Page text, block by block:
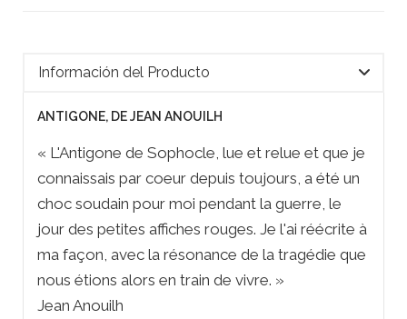
Información del Producto
ANTIGONE, DE JEAN ANOUILH
« L'Antigone de Sophocle, lue et relue et que je
connaissais par coeur depuis toujours, a été un
choc soudain pour moi pendant la guerre, le
jour des petites affiches rouges. Je l'ai réécrite à
ma façon, avec la résonance de la tragédie que
nous étions alors en train de vivre. »
Jean Anouilh